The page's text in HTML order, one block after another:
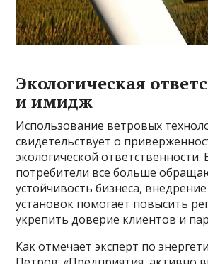
Экологическая
и имидж
Использование ветровых
свидетельствует о
экологической ответственности.
потребители все больше
устойчивость бизнеса,
установок помогает повысить
укрепить доверие клиентов и
Как отмечает эксперт по